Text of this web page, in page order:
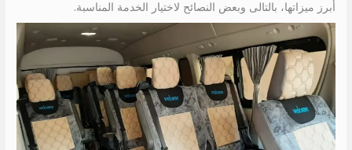
أبرز ميزاتها، بالتالى وبعض النصائح لاختيار الخدمة المناسبة.